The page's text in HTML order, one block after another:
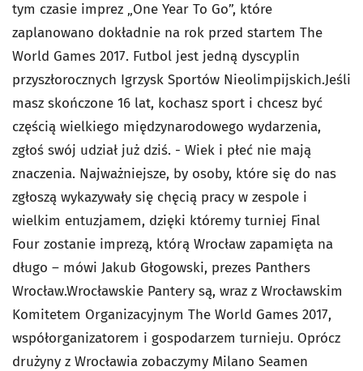
tym czasie imprez „One Year To Go”, które
zaplanowano dokładnie na rok przed startem The
World Games 2017. Futbol jest jedną dyscyplin
przyszłorocznych Igrzysk Sportów Nieolimpijskich.Jeśli
masz skończone 16 lat, kochasz sport i chcesz być
częścią wielkiego międzynarodowego wydarzenia,
zgłoś swój udział już dziś. - Wiek i płeć nie mają
znaczenia. Najważniejsze, by osoby, które się do nas
zgłoszą wykazywały się chęcią pracy w zespole i
wielkim entuzjamem, dzięki któremy turniej Final
Four zostanie imprezą, którą Wrocław zapamięta na
długo – mówi Jakub Głogowski, prezes Panthers
Wrocław.Wrocławskie Pantery są, wraz z Wrocławskim
Komitetem Organizacyjnym The World Games 2017,
współorganizatorem i gospodarzem turnieju. Oprócz
drużyny z Wrocławia zobaczymy Milano Seamen